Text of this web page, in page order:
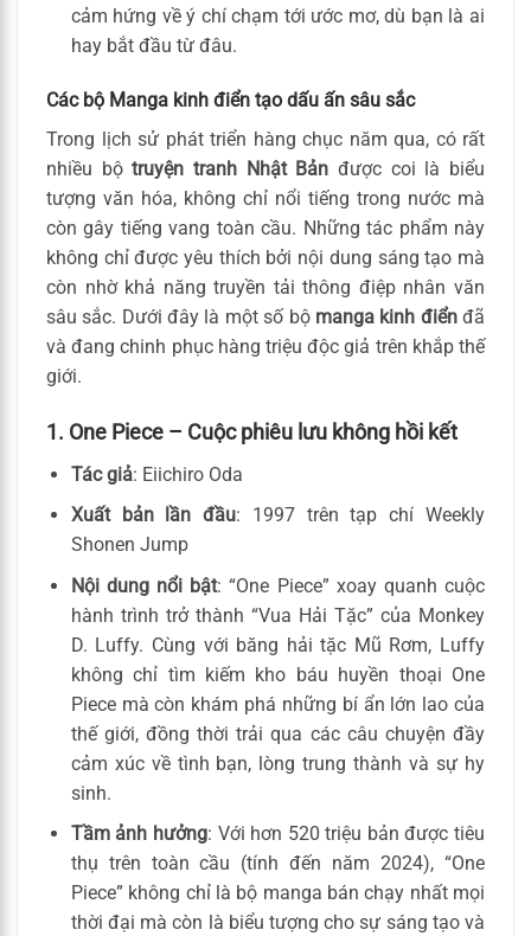
cảm hứng về ý chí chạm tới ước mơ, dù bạn là ai
hay bắt đầu từ đâu.
Các bộ Manga kinh điển tạo dấu ấn sâu sắc
Trong lịch sử phát triển hàng chục năm qua, có rất
nhiều bộtruyện tranh Nhật Bản được coi là biểu
tượng văn hóa, không chỉ nổi tiếng trong nước mà
còn gây tiếng vang toàn cầu. Những tác phẩm này
không chỉ được yêu thích bởi nội dung sáng tạo mà
còn nhờ khả năng truyền tải thông điệp nhân văn
sâu sắc. Dưới đây là một số bộ manga kinh điểnđã
và đang chinh phục hàng triệu độc giả trên khắp thế
giới.
1. One Piece – Cuộc phiêu lưu không hồi kết
Tác giả: Eiichiro Oda
Xuất bản lần đầu: 1997 trên tạp chí Weekly
Shonen Jump
Nội dung nổi bật: “One Piece” xoay quanh cuộc
hành trình trở thành “Vua Hải Tặc” của Monkey
D. Luffy. Cùng với băng hải tặc Mũ Rơm, Luffy
không chỉ tìm kiếm kho báu huyền thoại One
Piece mà còn khám phá những bí ẩn lớn lao của
thế giới, đồng thời trải qua các câu chuyện đầy
cảm xúc về tình bạn, lòng trung thành và sự hy
sinh.
Tầm ảnh hưởng: Với hơn 520 triệu bản được tiêu
thụ trên toàn cầu (tính đến năm 2024), “One
Piece” không chỉ là bộ manga bán chạy nhất mọi
thời đại mà còn là biểu tượng cho sự sáng tạo và